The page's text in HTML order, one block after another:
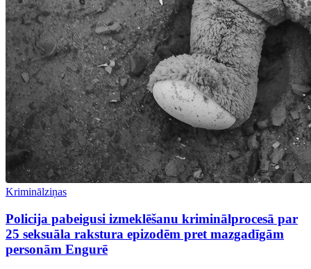
Kriminālziņas
Policija pabeigusi izmeklēšanu kriminālprocesā par
25 seksuāla rakstura epizodēm pret mazgadīgām
personām Engurē